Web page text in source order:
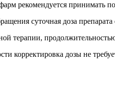
рекомендуется принимать
суточная доза препарата
терапии,
корректировка дозы не